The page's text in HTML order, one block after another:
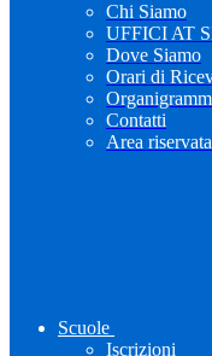
Chi Siamo
UFFICI AT
Dove Siamo
Orari di
Contatti
Area riservata
Scuole
Iscrizioni